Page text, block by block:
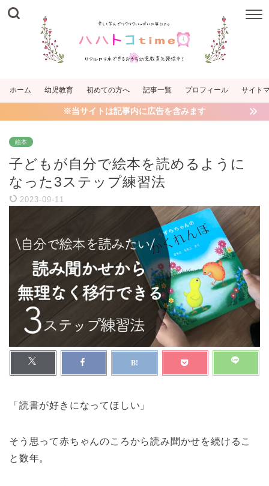
ホーム 幼児教育 初めての方へ 記事一覧 プロフィール サイト
※当サイトは記事内に広告を含みます
絵本
子どもが自分で絵本を読めるように
なった3ステップ練習法
2023-09-11
「読書が好きになってほしい」
そう思って赤ちゃんのころから読み聞かせを続けるこ
と数年。